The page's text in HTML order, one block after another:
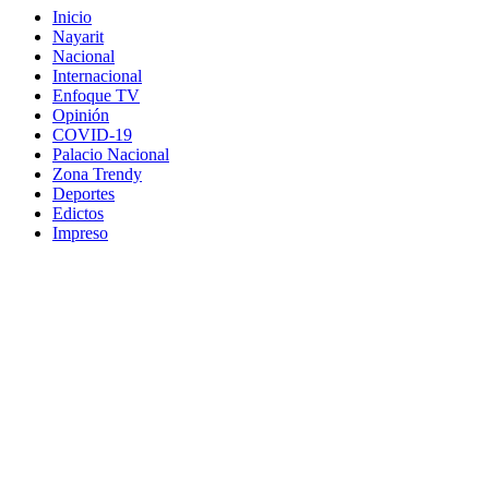
Inicio
Nayarit
Nacional
Internacional
Enfoque TV
Opinión
COVID-19
Palacio Nacional
Zona Trendy
Deportes
Edictos
Impreso